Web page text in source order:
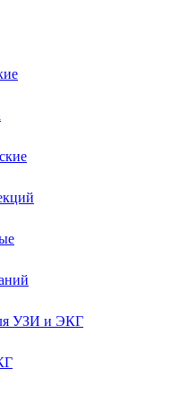
УЗИ и ЭКГ